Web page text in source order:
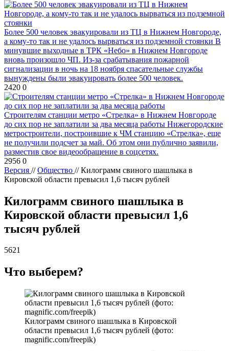
Более 500 человек эвакуировали из ТЦ в Нижнем Новгороде,
а кому-то так и не удалось вырваться из подземной стоянки В
минувшие выходные в ТРК «Небо» в Нижнем Новгороде
вновь произошло ЧП. Из-за срабатывания пожарной
сигнализации в ночь на 18 ноября спасательные службы
вынуждены были эвакуировать более 500 человек.
2420 0
Строителям станции метро «Стрелка» в Нижнем Новгороде
до сих пор не заплатили за два месяца работы Нижегородские
метростроители, построившие к ЧМ станцию «Стрелка», еще
не получили подсчет за май. Об этом они публично заявили,
разместив свое видеообращение в соцсетях.
2956 0
Версия //Общество //Килограмм свиного шашлыка в
Кировской области превысил 1,6 тысяч рублей
Килограмм свиного шашлыка в
Кировской области превысил 1,6
тысяч рублей
5621
Что выберем?
Килограмм свиного шашлыка в Кировской
области превысил 1,6 тысяч рублей (фото:
magnific.com/freepik)